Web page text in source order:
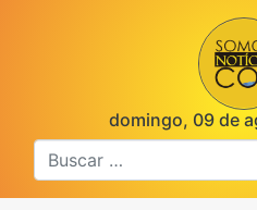
domingo, 09 de